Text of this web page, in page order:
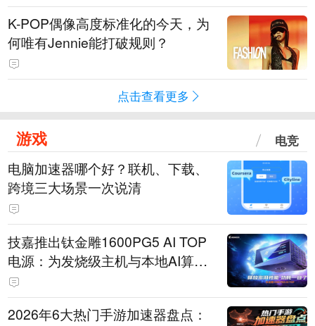
K-POP偶像高度标准化的今天，为
何唯有Jennie能打破规则？
点击查看更多
游戏 电竞
电脑加速器哪个好？联机、下载、
跨境三大场景一次说清
技嘉推出钛金雕1600PG5 AI TOP
电源：为发烧级主机与本地AI算力
打造旗舰供电方案
2026年6大热门手游加速器盘点：